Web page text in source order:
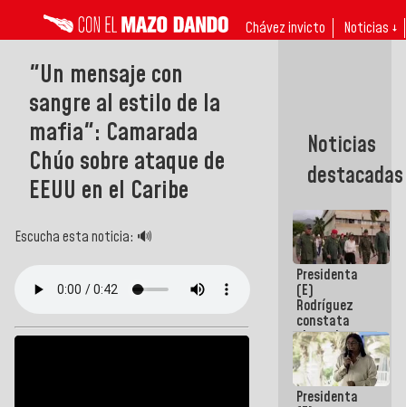
Chávez invicto Noticias ↓
"Un mensaje con
sangre al estilo de la
mafia": Camarada
Chúo sobre ataque de
EEUU en el Caribe
Escucha esta noticia: 🔊
Noticias
destacadas
Presidenta
(E)
Rodríguez
constata
obras de
rehabilitación
de Escuela
Militar de
Mamo en La
Presidenta